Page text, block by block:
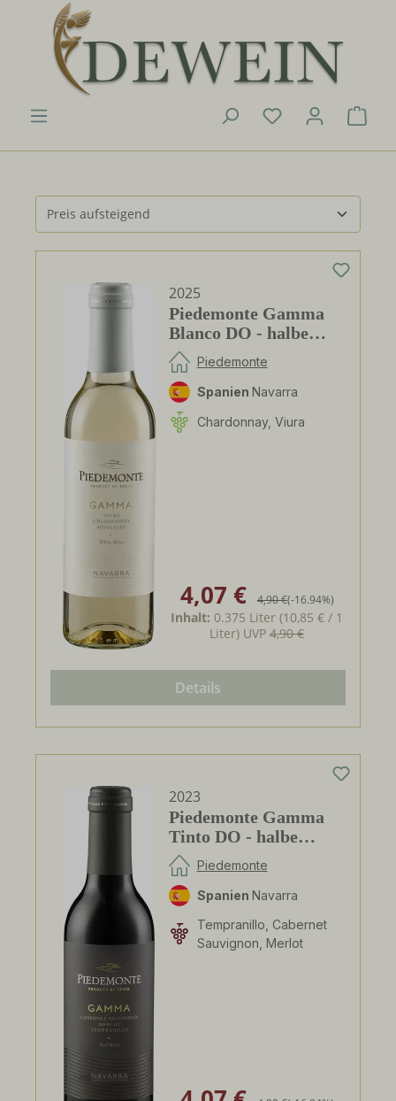
Zum Hauptinhalt springen
Du hast 0
2025
Piedemonte Gamma
Blanco DO - halbe
Flasche -
Piedemonte
Spanien Navarra
Chardonnay, Viura
Verkaufspreis:
4,07 € Regulärer Preis:
4,90 €(-16.94%)
Inhalt: 0.375 Liter(10,85 € / 1
Liter) UVP4,90 €
Details
2023
Piedemonte Gamma
Tinto DO - halbe
Flasche -
Piedemonte
Spanien Navarra
Tempranillo, Cabernet
Sauvignon, Merlot
Regulärer Preis: